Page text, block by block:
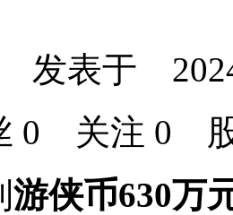
发表于
0 关注 0
游侠币630万